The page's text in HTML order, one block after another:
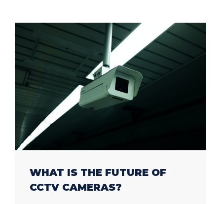
WHAT IS THE FUTURE OF
CCTV CAMERAS?